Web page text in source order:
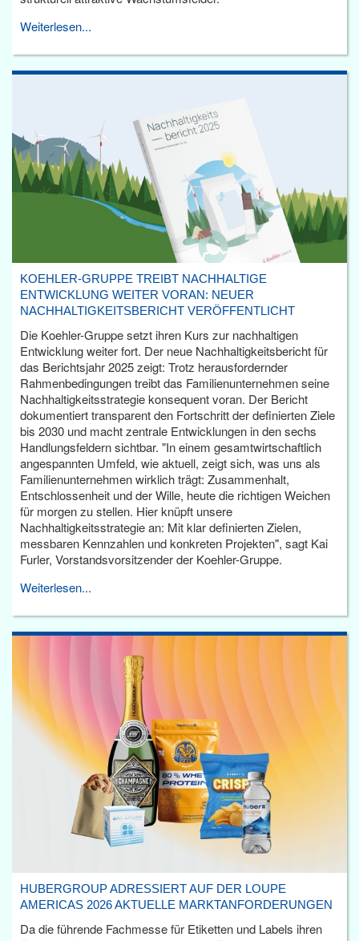
Weiterlesen...
KOEHLER-GRUPPE TREIBT NACHHALTIGE
ENTWICKLUNG WEITER VORAN: NEUER
NACHHALTIGKEITSBERICHT VERÖFFENTLICHT
Die Koehler-Gruppe setzt ihren Kurs zur nachhaltigen
Entwicklung weiter fort. Der neue Nachhaltigkeitsbericht für
das Berichtsjahr 2025 zeigt: Trotz herausfordernder
Rahmenbedingungen treibt das Familienunternehmen seine
Nachhaltigkeitsstrategie konsequent voran. Der Bericht
dokumentiert transparent den Fortschritt der definierten Ziele
bis 2030 und macht zentrale Entwicklungen in den sechs
Handlungsfeldern sichtbar. "In einem gesamtwirtschaftlich
angespannten Umfeld, wie aktuell, zeigt sich, was uns als
Familienunternehmen wirklich trägt: Zusammenhalt,
Entschlossenheit und der Wille, heute die richtigen Weichen
für morgen zu stellen. Hier knüpft unsere
Nachhaltigkeitsstrategie an: Mit klar definierten Zielen,
messbaren Kennzahlen und konkreten Projekten", sagt Kai
Furler, Vorstandsvorsitzender der Koehler-Gruppe.
Weiterlesen...
HUBERGROUP ADRESSIERT AUF DER LOUPE
AMERICAS 2026 AKTUELLE MARKTANFORDERUNGEN
Da die führende Fachmesse für Etiketten und Labels ihren